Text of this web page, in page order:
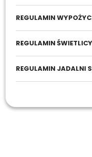
REGULAMIN
REGULAMIN
REGULAMIN JADALNI